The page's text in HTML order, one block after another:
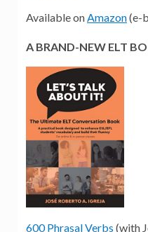
Available onAmazon(e-
A BRAND-NEW ELT
600 Phrasal Verbs (with